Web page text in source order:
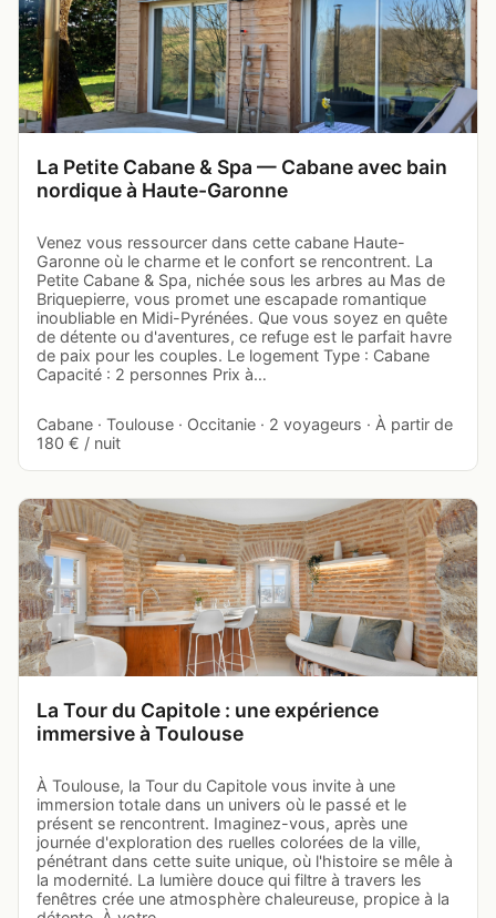
La Petite Cabane & Spa — Cabane avec bain
nordique à Haute-Garonne
Venez vous ressourcer dans cette cabane Haute-
Garonne où le charme et le confort se rencontrent. La
Petite Cabane & Spa, nichée sous les arbres au Mas de
Briquepierre, vous promet une escapade romantique
inoubliable en Midi-Pyrénées. Que vous soyez en quête
de détente ou d'aventures, ce refuge est le parfait havre
de paix pour les couples. Le logement Type : Cabane
Capacité : 2 personnes Prix à…
Cabane · Toulouse · Occitanie · 2 voyageurs · À partir de
180 € / nuit
La Tour du Capitole : une expérience
immersive à Toulouse
À Toulouse, la Tour du Capitole vous invite à une
immersion totale dans un univers où le passé et le
présent se rencontrent. Imaginez-vous, après une
journée d'exploration des ruelles colorées de la ville,
pénétrant dans cette suite unique, où l'histoire se mêle à
la modernité. La lumière douce qui filtre à travers les
fenêtres crée une atmosphère chaleureuse, propice à la